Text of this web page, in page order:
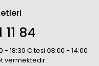
11 84
18:30 C.tesi 08:00 - 14:00
vermektedir.